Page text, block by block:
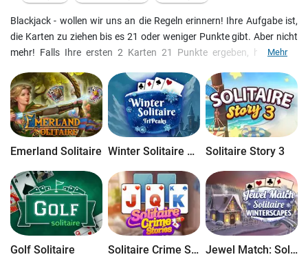
Blackjack - wollen wir uns an die Regeln erinnern! Ihre Aufgabe ist,
die Karten zu ziehen bis es 21 oder weniger Punkte gibt. Aber nicht
mehr! Falls Ihre ersten 2 Karten 21 Punkte ergeben, haben Sie
1 oder 11, und die anderen Karten - entsprechend ihren Werten.
Wenn Ihr Ergebnis über 21 geht, verlieren sie das Spiel. Sollten Ihre
ersten 2 Karten den selben Wert haben, können sie in zwei Teile
geteilt werden.
Mehr
Emerland Solitaire Winter Solitaire TriPeaks Solitaire Story 3
Golf Solitaire Solitaire Crime Stories Jewel Match: Solitaire Winterscapes